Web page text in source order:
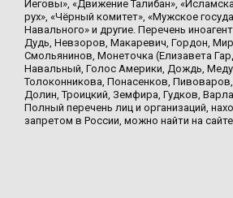
Иеговы», «Движение Талибан»,
рух», «Чёрный комитет», «Мужское
Навального» и другие. Перечень
Дудь, Невзоров, Макаревич, Гордон,
Смольянинов, Монеточка (Елизавета
Навальный, Голос Америки, Дождь,
Толоконникова, Понасенков,
Долин, Троицкий, Земфира, Гудков,
Полный перечень лиц и организаций,
запретом в России, можно найти на